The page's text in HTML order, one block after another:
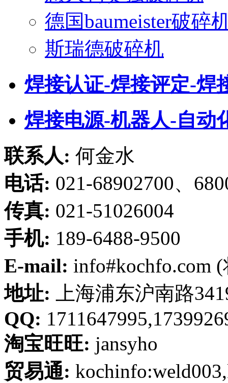
德国baumeister破碎
斯瑞德破碎机
焊接认证-焊接评定-焊
焊接电源-机器人-自动
联系人: 何金水
电话: 021-68902700、
传真: 021-51026004
手机: 189-6488-9500
E-mail: info#kochfo.com
地址: 上海浦东沪南路
QQ:
淘宝旺旺: jansyho
贸易通: